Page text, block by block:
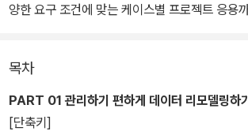
양한 요구 조건에 맞는 케이스별 프로젝트 응용
는 분석까지 데이터 업무 처리를 위한 모든 과정
수 있다.
목차
PART 01 관리하기 편하게 데이터 리모델링하
[단축키]